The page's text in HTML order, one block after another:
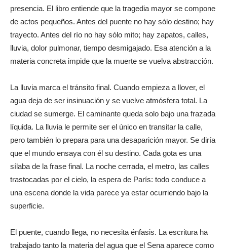
presencia. El libro entiende que la tragedia mayor se compone
de actos pequeños. Antes del puente no hay sólo destino; hay
trayecto. Antes del río no hay sólo mito; hay zapatos, calles,
lluvia, dolor pulmonar, tiempo desmigajado. Esa atención a la
materia concreta impide que la muerte se vuelva abstracción.
La lluvia marca el tránsito final. Cuando empieza a llover, el
agua deja de ser insinuación y se vuelve atmósfera total. La
ciudad se sumerge. El caminante queda solo bajo una frazada
líquida. La lluvia le permite ser el único en transitar la calle,
pero también lo prepara para una desaparición mayor. Se diría
que el mundo ensaya con él su destino. Cada gota es una
sílaba de la frase final. La noche cerrada, el metro, las calles
trastocadas por el cielo, la espera de París: todo conduce a
una escena donde la vida parece ya estar ocurriendo bajo la
superficie.
El puente, cuando llega, no necesita énfasis. La escritura ha
trabajado tanto la materia del agua que el Sena aparece como